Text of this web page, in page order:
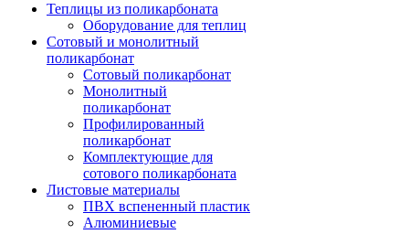
Теплицы из поликарбоната
Оборудование для теплиц
Сотовый и монолитный
поликарбонат
Сотовый поликарбонат
Монолитный
поликарбонат
Профилированный
поликарбонат
Комплектующие для
сотового поликарбоната
Листовые материалы
ПВХ вспененный пластик
Алюминиевые